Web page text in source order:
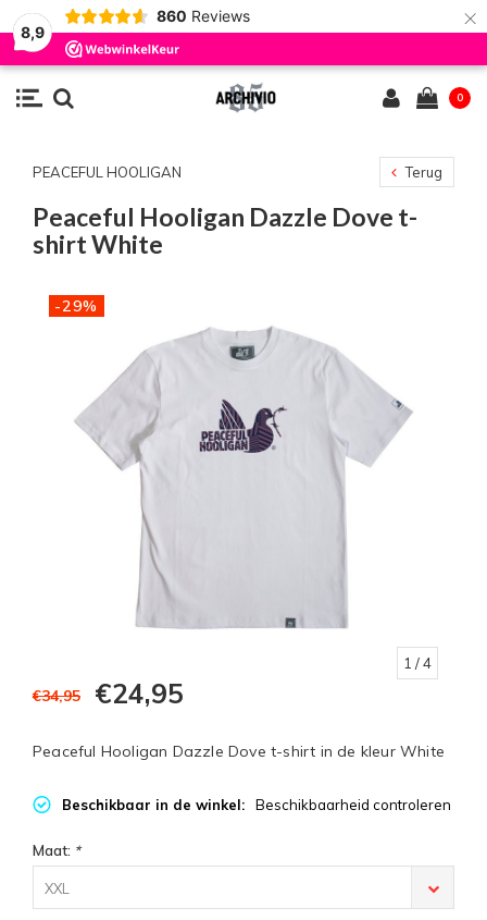
8,9
860 Reviews ×
0
PEACEFUL HOOLIGAN Terug
Peaceful Hooligan Dazzle Dove t-
shirt White
-29%
1 / 4
€34,95 €24,95
Peaceful Hooligan Dazzle Dove t-shirt in de kleur White
Beschikbaar in de winkel: Beschikbaarheid controleren
Maat: *
XXL